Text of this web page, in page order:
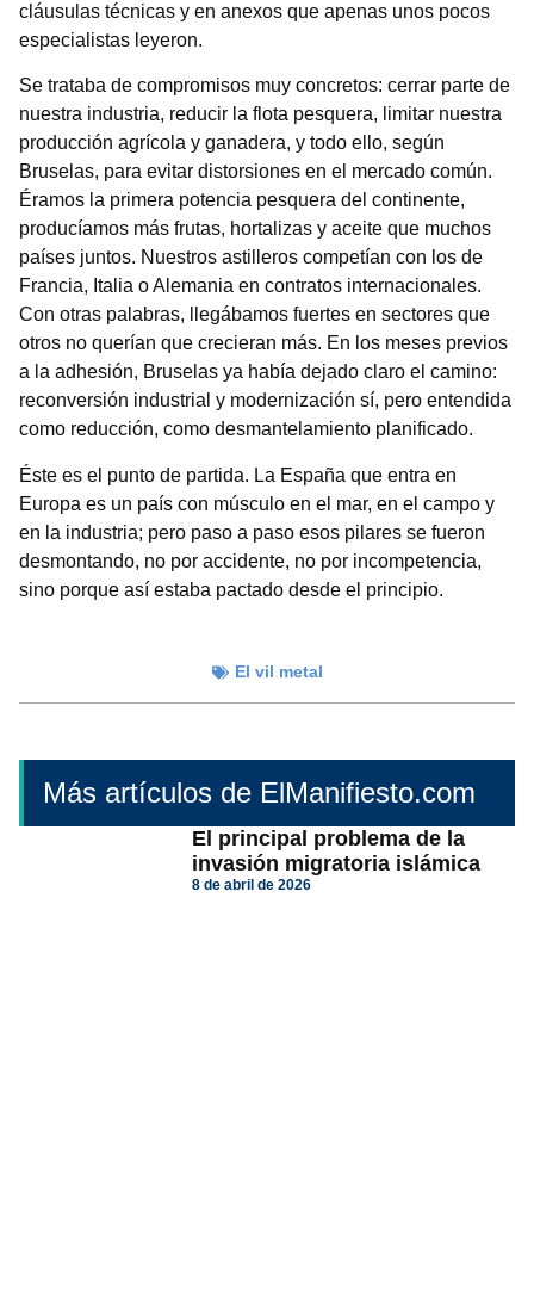
cláusulas técnicas y en anexos que apenas unos pocos
especialistas leyeron.
Se trataba de compromisos muy concretos: cerrar parte de
nuestra industria, reducir la flota pesquera, limitar nuestra
producción agrícola y ganadera, y todo ello, según
Bruselas, para evitar distorsiones en el mercado común.
Éramos la primera potencia pesquera del continente,
producíamos más frutas, hortalizas y aceite que muchos
países juntos. Nuestros astilleros competían con los de
Francia, Italia o Alemania en contratos internacionales.
Con otras palabras, llegábamos fuertes en sectores que
otros no querían que crecieran más. En los meses previos
a la adhesión, Bruselas ya había dejado claro el camino:
reconversión industrial y modernización sí, pero entendida
como reducción, como desmantelamiento planificado.
Éste es el punto de partida. La España que entra en
Europa es un país con músculo en el mar, en el campo y
en la industria; pero paso a paso esos pilares se fueron
desmontando, no por accidente, no por incompetencia,
sino porque así estaba pactado desde el principio.
El vil metal
Más artículos de ElManifiesto.com
El principal problema de la
invasión migratoria islámica
8 de abril de 2026